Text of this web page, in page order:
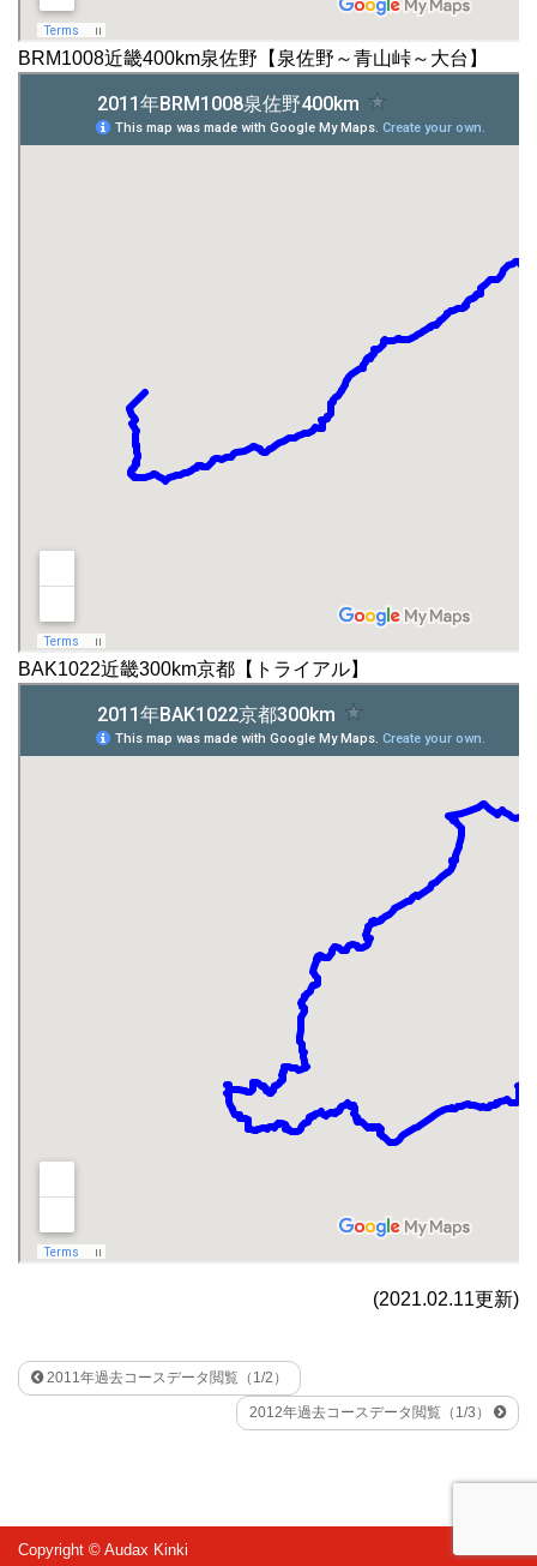
BRM1008近畿400km泉佐野【泉佐野～青山峠～大台】
BAK1022近畿300km京都【トライアル】
(2021.02.11更新)
2011年過去コースデータ閲覧（1/2）
2012年過去コースデータ閲覧（1/3）
Copyright © Audax Kinki